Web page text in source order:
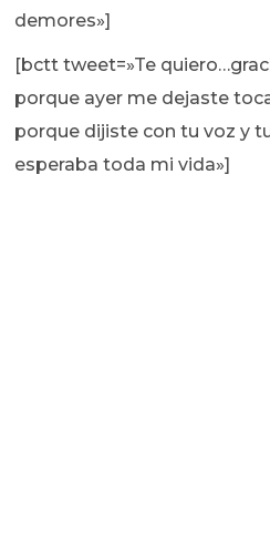
demores»]
[bctt tweet=»Te
porque ayer me dejaste
porque dijiste con tu voz y
esperaba toda mi vida»]